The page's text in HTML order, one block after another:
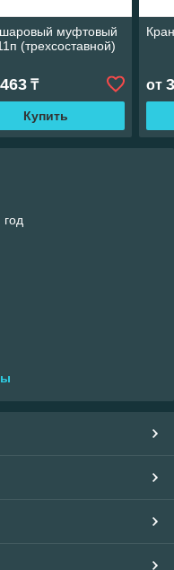
муфтовый
(трехсоставной)
₸
Купить
от